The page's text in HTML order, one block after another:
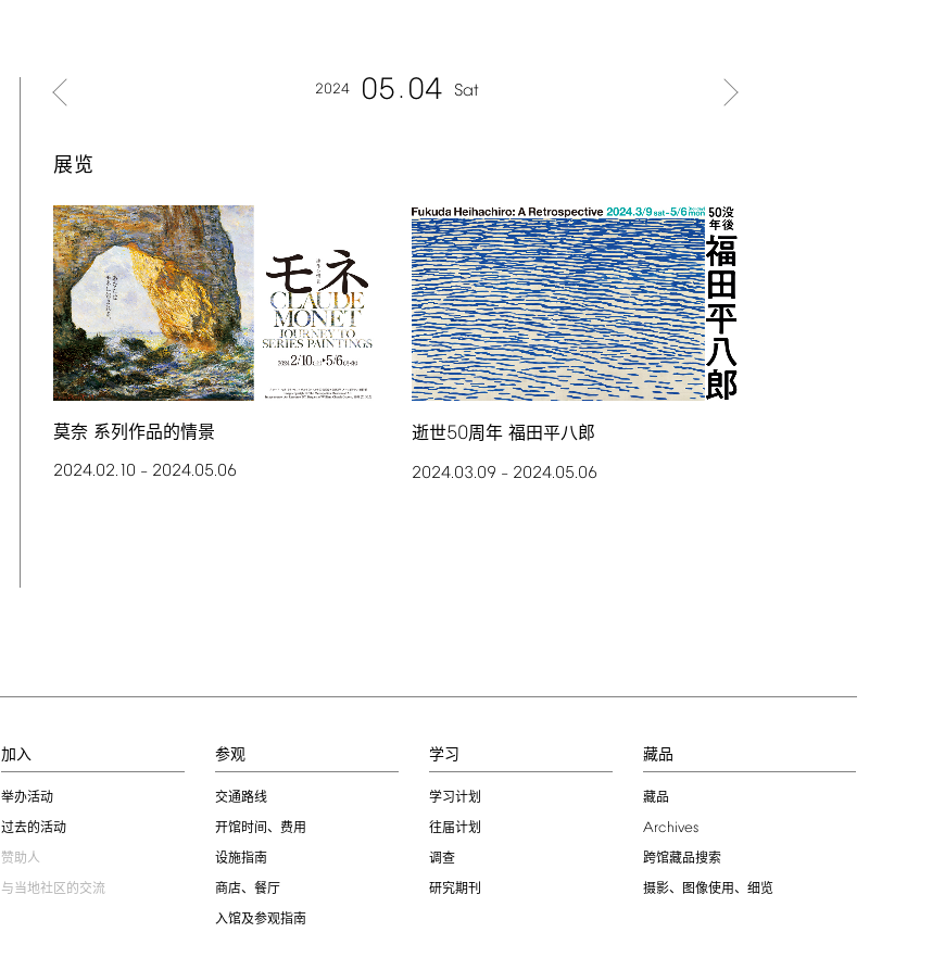
2024 05 04 Sat
展览
莫奈 系列作品的情景
2024.02.10 – 2024.05.06
逝世50周年 福田平八郎
2024.03.09 – 2024.05.06
加入
举办活动
过去的活动
赞助人
与当地社区的交流
参观
交通路线
开馆时间、费用
设施指南
商店、餐厅
入馆及参观指南
学习
学习计划
往届计划
调查
研究期刊
藏品
藏品
Archives
跨馆藏品搜索
摄影、图像使用、细览